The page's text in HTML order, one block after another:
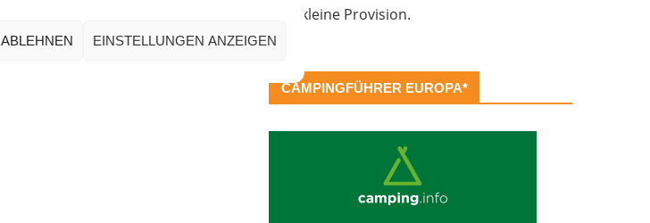
ABLEHNEN EINSTELLUNGEN ANZEIGEN
eine kleine Provision.
CAMPINGFÜHRER EUROPA*